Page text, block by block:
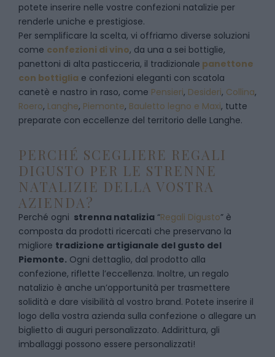
potete inserire nelle vostre confezioni natalizie per
renderle uniche e prestigiose.
Per semplificare la scelta, vi offriamo diverse soluzioni
come confezioni di vino, da una a sei bottiglie,
panettoni di alta pasticceria, il tradizionale panettone
con bottiglia e confezioni eleganti con scatola
canetè e nastro in raso, come Pensieri, Desideri, Collina,
Roero, Langhe, Piemonte, Bauletto legno e Maxi, tutte
preparate con eccellenze del territorio delle Langhe.
PERCHÉ SCEGLIERE REGALI
DIGUSTO PER LE STRENNE
NATALIZIE DELLA VOSTRA
AZIENDA?
Perché ogni strenna natalizia “Regali Digusto” è
composta da prodotti ricercati che preservano la
migliore tradizione artigianale del gusto del
Piemonte. Ogni dettaglio, dal prodotto alla
confezione, riflette l’eccellenza. Inoltre, un regalo
natalizio è anche un’opportunità per trasmettere
solidità e dare visibilità al vostro brand. Potete inserire il
logo della vostra azienda sulla confezione o allegare un
biglietto di auguri personalizzato. Addirittura, gli
imballaggi possono essere personalizzati!